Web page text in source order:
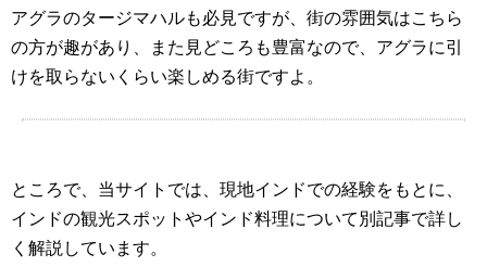
アグラのタージマハルも必見ですが、街の雰囲気はこちら
の方が趣があり、また見どころも豊富なので、アグラに引
けを取らないくらい楽しめる街ですよ。
ところで、当サイトでは、現地インドでの経験をもとに、
インドの観光スポットやインド料理について別記事で詳し
く解説しています。